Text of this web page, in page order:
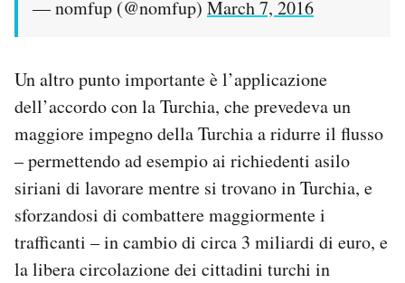
— nomfup (@nomfup) March 7, 2016
Un altro punto importante è l’applicazione
dell’accordo con la Turchia, che prevedeva un
maggiore impegno della Turchia a ridurre il flusso
– permettendo ad esempio ai richiedenti asilo
siriani di lavorare mentre si trovano in Turchia, e
sforzandosi di combattere maggiormente i
trafficanti – in cambio di circa 3 miliardi di euro, e
la libera circolazione dei cittadini turchi in